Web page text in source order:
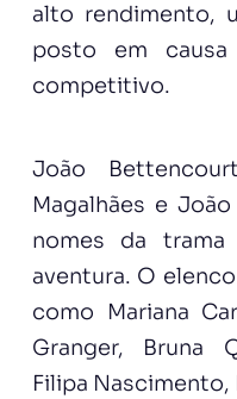
alto rendimento,
posto em causa
competitivo.
João
Magalhães e
nomes da trama
aventura. O
como Mariana
Granger, Bruna
Filipa Nascimento,